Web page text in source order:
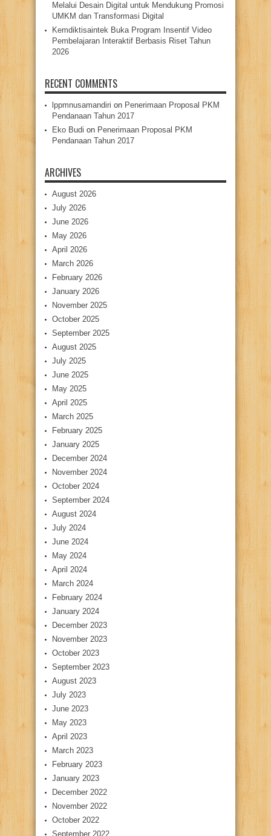
Melalui Desain Digital untuk Mendukung Promosi
UMKM dan Transformasi Digital
Kemdiktisaintek Buka Program Insentif Video
Pembelajaran Interaktif Berbasis Riset Tahun
2026
RECENT COMMENTS
lppmnusamandiri on Penerimaan Proposal PKM
Pendanaan Tahun 2017
Eko Budi on Penerimaan Proposal PKM
Pendanaan Tahun 2017
ARCHIVES
August 2026
July 2026
June 2026
May 2026
April 2026
March 2026
February 2026
January 2026
November 2025
October 2025
September 2025
August 2025
July 2025
June 2025
May 2025
April 2025
March 2025
February 2025
January 2025
December 2024
November 2024
October 2024
September 2024
August 2024
July 2024
June 2024
May 2024
April 2024
March 2024
February 2024
January 2024
December 2023
November 2023
October 2023
September 2023
August 2023
July 2023
June 2023
May 2023
April 2023
March 2023
February 2023
January 2023
December 2022
November 2022
October 2022
September 2022